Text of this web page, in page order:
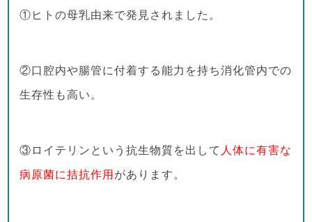
①ヒトの母乳由来で発見されました。
②口腔内や腸管に付着する能力を持ち消化管内での
生存性も高い。
③ロイテリンという抗生物質を出して 人体に有害な
病原菌に拮抗作用 があります。